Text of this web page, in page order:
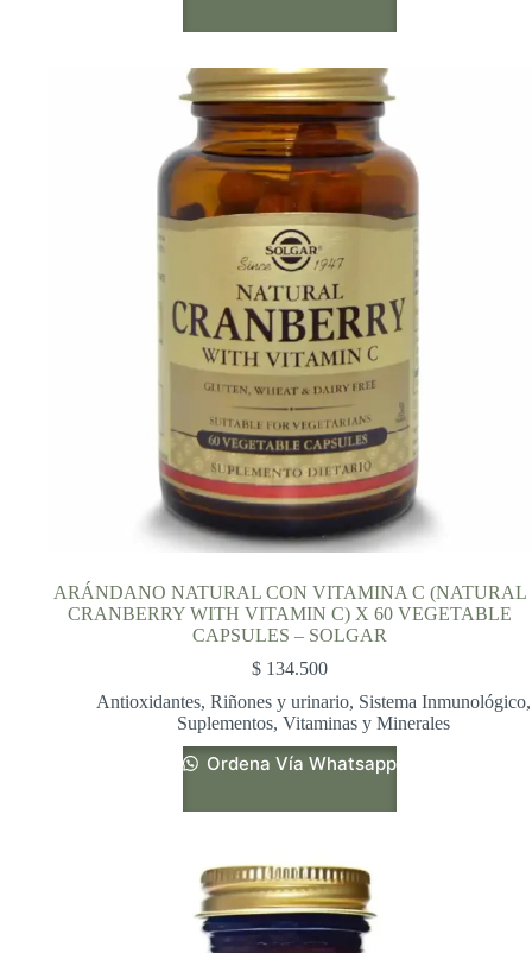
ARÁNDANO NATURAL CON VITAMINA C (NATURAL
CRANBERRY WITH VITAMIN C) X 60 VEGETABLE
CAPSULES – SOLGAR
$ 134.500
Antioxidantes, Riñones y urinario, Sistema Inmunológico,
Suplementos, Vitaminas y Minerales
Ordena Vía Whatsapp